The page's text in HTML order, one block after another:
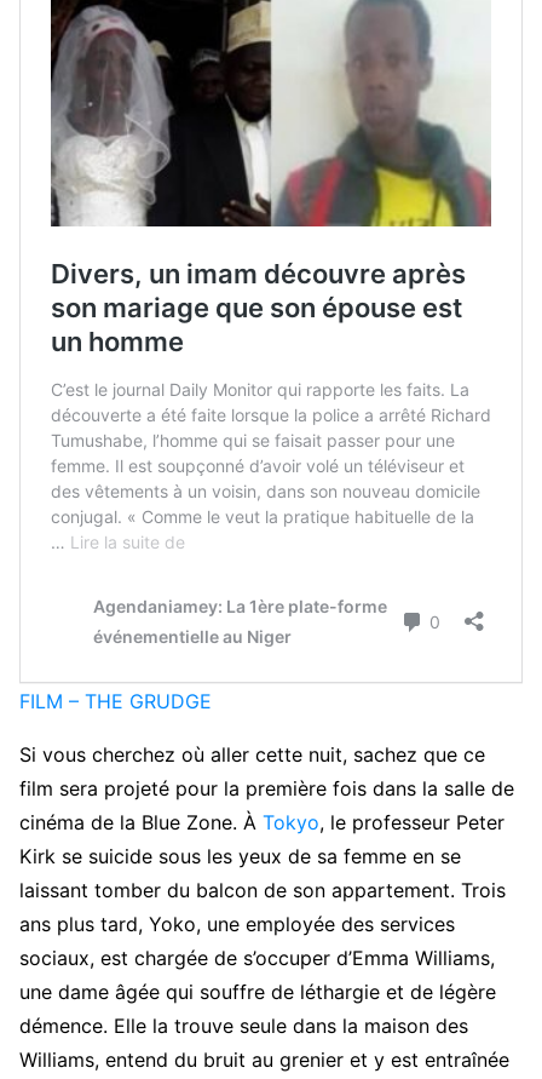
FILM – THE GRUDGE
Si vous cherchez où aller cette nuit, sachez que ce
film sera projeté pour la première fois dans la salle de
cinéma de la Blue Zone. À Tokyo, le professeur Peter
Kirk se suicide sous les yeux de sa femme en se
laissant tomber du balcon de son appartement. Trois
ans plus tard, Yoko, une employée des services
sociaux, est chargée de s’occuper d’Emma Williams,
une dame âgée qui souffre de léthargie et de légère
démence. Elle la trouve seule dans la maison des
Williams, entend du bruit au grenier et y est entraînée